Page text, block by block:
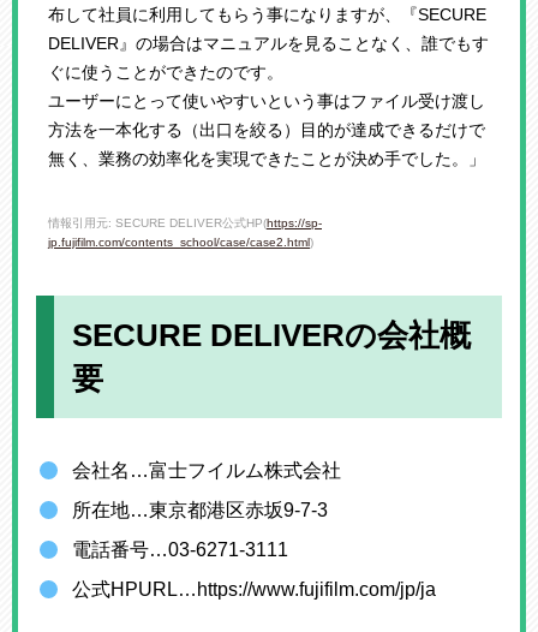
布して社員に利用してもらう事になりますが、『SECURE
DELIVER』の場合はマニュアルを見ることなく、誰でもす
ぐに使うことができたのです。
ユーザーにとって使いやすいという事はファイル受け渡し
方法を一本化する（出口を絞る）目的が達成できるだけで
無く、業務の効率化を実現できたことが決め手でした。」
情報引用元: SECURE DELIVER公式HP(https://sp-
jp.fujifilm.com/contents_school/case/case2.html)
SECURE DELIVERの会社概
要
会社名…富士フイルム株式会社
所在地…東京都港区赤坂9-7-3
電話番号…03-6271-3111
公式HPURL…https://www.fujifilm.com/jp/ja